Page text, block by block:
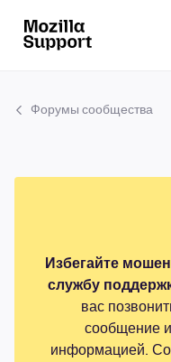
Форумы сообщества
Избегайте
службу
вас
сообщение
информацией.